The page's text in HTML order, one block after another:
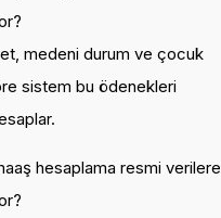
medeni durum ve çocuk
sistem bu ödenekleri
hesaplama resmi verilere